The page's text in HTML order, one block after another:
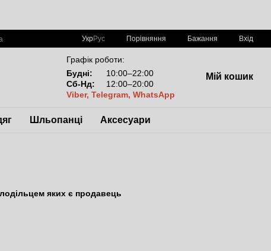
УкрРус Порівняння Бажання Вхід
Графік роботи:
Будні:
10:00–22:00
Сб-Нд:
12:00–20:00
Viber, Telegram, WhatsApp
Мій кошик
Шльопанці Аксесуари
яких є продавець